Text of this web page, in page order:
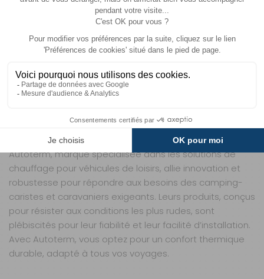
INDISPENSABLES
Cette grille est exclusivement conçue pour les modèles
de chauffage Autoterm Air 2D, 4D, 8D et 9D. Pour une
installation complète, prévoyez l’achat d’une bride de
P4931 ou ATR2-FD60. Ces accessoires garantissent une
étanchéité optimale et une fixation durable, évitant tout
route. Un investissement simple pour une solution fiable
Autoterm, marque spécialisée dans les solutions de
chauffage pour véhicules de loisirs, allie innovation et
robustesse pour répondre aux besoins des camping-
caristes et caravaniers exigeants. Leurs produits, conçus
pour résister aux conditions les plus rudes, sont
plébiscités pour leur fiabilité et leur facilité d’installation.
Avec Autoterm, vous optez pour un confort thermique
durable, adapté à tous vos voyages.